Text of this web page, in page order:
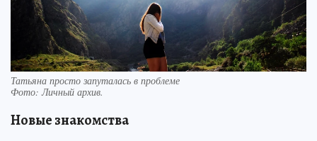
Татьяна просто запуталась в проблеме
Фото:Личный архив.
Новые знакомства